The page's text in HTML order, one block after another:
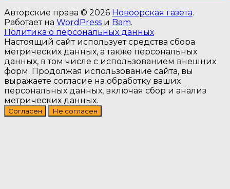
Авторские права © 2026 Новоорская газета.
Работает на WordPress и Bam.
Политика о персональных данных
Настоящий сайт использует средства сбора
метрических данных, а также персональных
данных, в том числе с использованием внешних
форм. Продолжая использование сайта, вы
выражаете согласие на обработку ваших
персональных данных, включая сбор и анализ
метрических данных.
Согласен Не согласен